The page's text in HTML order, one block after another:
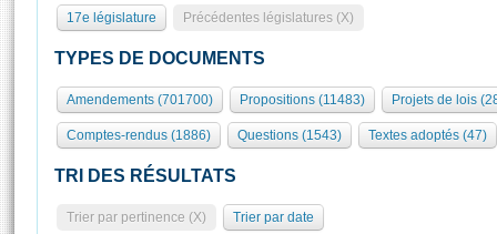
Présidence
577 députés
Groupes politiques
Séance publique
Commissions et autres organes
Europe et International
Pétitions
Rôle et pouvoirs de l'Assemblée
Organisation de l'Assemblée
Présidence Conférence des Présidents Bureau Collège des
Statistiques et chiffres clés
Visiter l'Assemblée
Visite virtuelle du palais Bourbon
Assister à une séance
17e législature Précédentes législatures (X)
TYPES DE DOCUMENTS
Amendements (701700) Propositions (11483) Projets de lois
Comptes-rendus (1886) Questions (1543) Textes adoptés (47)
TRI DES RÉSULTATS
Trier par pertinence (X) Trier par date